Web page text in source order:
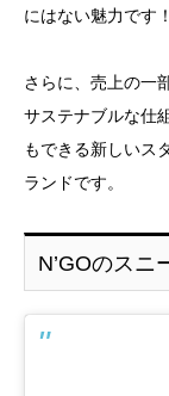
にはない魅力です！
さらに、売上の一
サステナブルな仕
もできる新しいス
ランドです。
N’GOのスニ